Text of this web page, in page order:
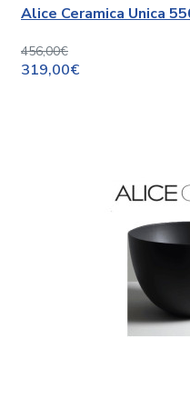
Alice Ceramica Unica
456,00€
319,00€